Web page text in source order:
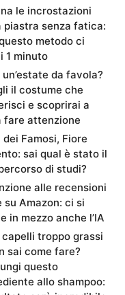
le incrostazioni
piastra senza fatica:
metodo ci
1 minuto
da favola?
il costume che
e scoprirai a
fare attenzione
dei Famosi, Fiore
sai qual è stato il
di studi?
alle recensioni
su Amazon: ci si
in mezzo anche l’IA
capelli troppo grassi
sai come fare?
questo
allo shampoo: